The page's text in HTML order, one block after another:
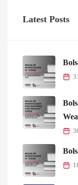
Latest Posts